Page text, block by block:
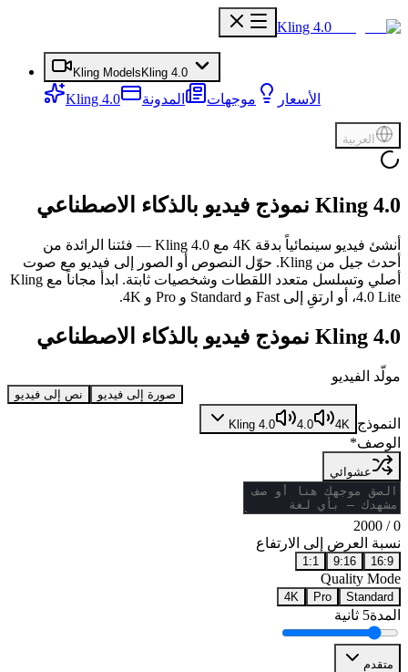
Kling 4.0
Kling Models Kling 4.0
Kling 4.0 الأسعار موجهات المدونة
العربية
Kling 4.0 نموذج فيديو بالذكاء الاصطناعي
أنشئ فيديو سينمائياً بدقة 4K مع Kling 4.0 — فئتنا الرائدة من
أحدث جيل من Kling. حوّل النصوص أو الصور إلى فيديو مع صوت
أصلي وتسلسل متعدد اللقطات وشخصيات ثابتة. ابدأ مجاناً مع Kling
4.0 Lite، أو ارتقِ إلى Fast و Standard و Pro و 4K.
Kling 4.0 نموذج فيديو بالذكاء الاصطناعي
مولّد الفيديو
نص إلى فيديو صورة إلى فيديو
النموذج Kling 4.0 4.0 4K
الوصف*
عشوائي
0
/
2000
نسبة العرض إلى الارتفاع
16:9
9:16
1:1
Quality Mode
Standard
Pro
4K
المدة5 ثانية
متقدم